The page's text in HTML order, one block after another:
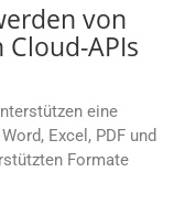
von
APIs
eine
Excel, PDF und
Formate